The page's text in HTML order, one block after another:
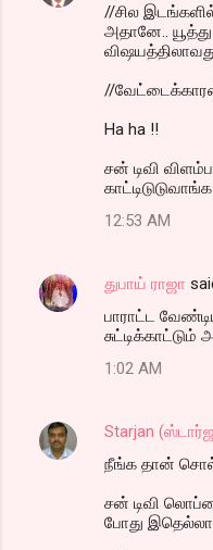
//சில
அதானே..
//
Ha ha !!
சன் டிவி
12:53 AM
துபாய் ராஜா
பாராட்ட
1:02 AM
Starjan
நீங்க தான்
சன் டிவி
போது